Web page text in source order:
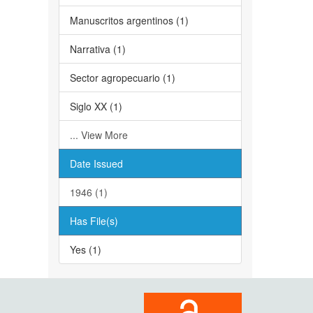
Manuscritos argentinos (1)
Narrativa (1)
Sector agropecuario (1)
Siglo XX (1)
... View More
Date Issued
1946 (1)
Has File(s)
Yes (1)